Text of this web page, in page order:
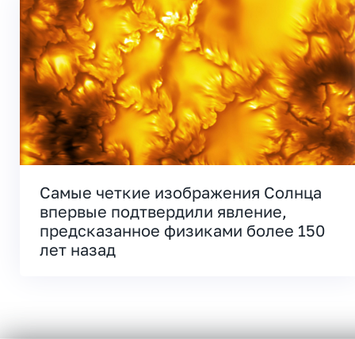
Самые четкие изображения Солнца
впервые подтвердили явление,
предсказанное физиками более 150
лет назад